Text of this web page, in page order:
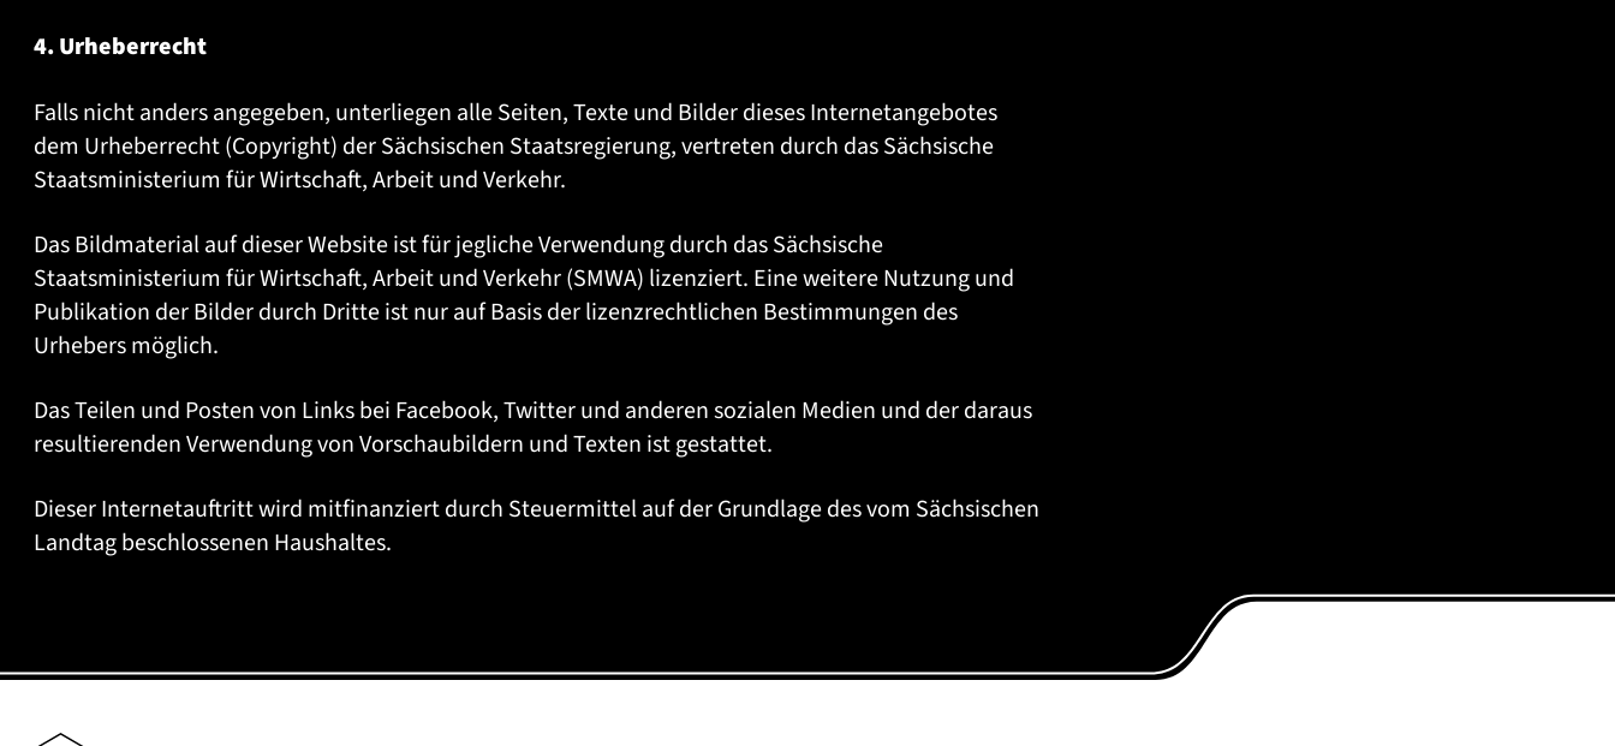
4. Urheberrecht
Falls nicht anders angegeben, unterliegen alle Seiten, Texte und Bilder dieses Internetangebotes
dem Urheberrecht (Copyright) der Sächsischen Staatsregierung, vertreten durch das Sächsische
Staatsministerium für Wirtschaft, Arbeit und Verkehr.
Das Bildmaterial auf dieser Website ist für jegliche Verwendung durch das Sächsische
Staatsministerium für Wirtschaft, Arbeit und Verkehr (SMWA) lizenziert. Eine weitere Nutzung und
Publikation der Bilder durch Dritte ist nur auf Basis der lizenzrechtlichen Bestimmungen des
Urhebers möglich.
Das Teilen und Posten von Links bei Facebook, Twitter und anderen sozialen Medien und der daraus
resultierenden Verwendung von Vorschaubildern und Texten ist gestattet.
Dieser Internetauftritt wird mitfinanziert durch Steuermittel auf der Grundlage des vom Sächsischen
Landtag beschlossenen Haushaltes.